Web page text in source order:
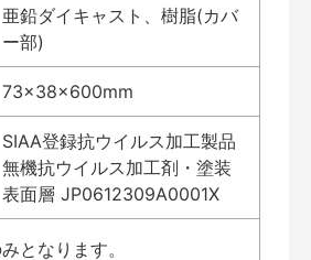
亜鉛ダイキャスト、樹脂(カバ
ー部)
73×38×600mm
SIAA登録抗ウイルス加工製品
無機抗ウイルス加工剤・塗装
表面層 JP0612309A0001X
となります。